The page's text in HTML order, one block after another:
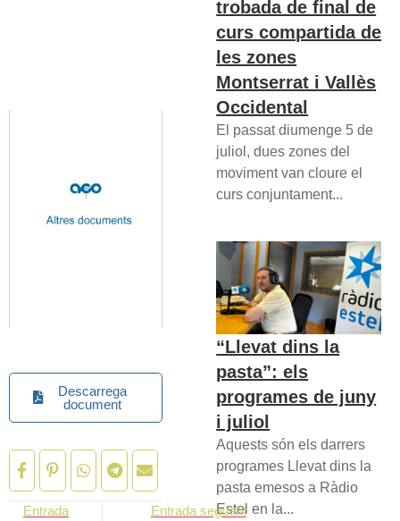
Descarrega
document
Entrada
Entrada següent
trobada de final de
curs compartida de
les zones
Montserrat i Vallès
Occidental
El passat diumenge 5 de
juliol, dues zones del
moviment van cloure el
curs conjuntament...
“Llevat dins la
pasta”: els
programes de juny
i juliol
Aquests són els darrers
programes Llevat dins la
pasta emesos a Ràdio
Estel en la...